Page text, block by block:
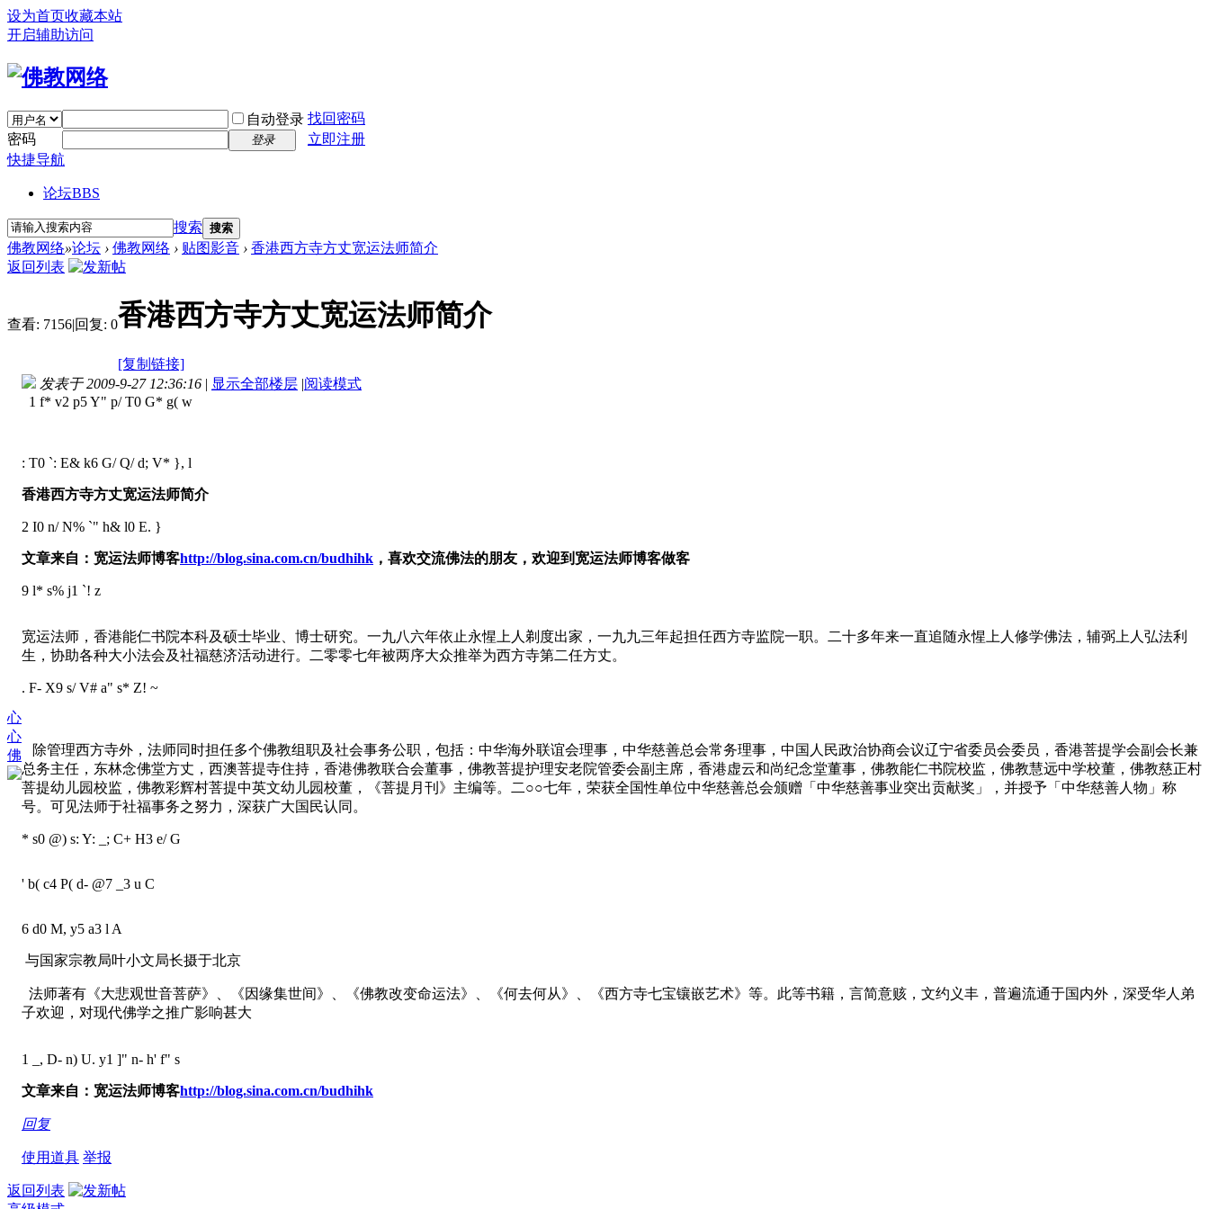
设为首页收藏本站
开启辅助访问
自动登录 找回密码
密码
登录
立即注册
快捷导航
论坛BBS
搜索 搜索
佛教网络»论坛 › 佛教网络 › 贴图影音 › 香港西方寺方丈宽运法师简介
返回列表
查看: 7156|回复: 0香港西方寺方丈宽运法师简介
[复制链接]
心
心
佛
发表于 2009-9-27 12:36:16 | 显示全部楼层 |阅读模式
1 f* v2 p5 Y" p/ T0 G* g( w
: T0 `: E& k6 G/ Q/ d; V* }, l
香港西方寺方丈宽运法师简介
2 I0 n/ N% `" h& l0 E. }
文章来自：宽运法师博客http://blog.sina.com.cn/budhihk ，喜欢交流佛法的朋友，欢迎到宽运法师博客做客
9 l* s% j1 `! z
宽运法师，香港能仁书院本科及硕士毕业、博士研究。一九八六年依止永惺上人剃度出家，一九九三年起担任西方寺监院一职。二十多年来一直追随永惺上人修学佛法，辅弼上人弘法利
生，协助各种大小法会及社福慈济活动进行。二零零七年被两序大众推举为西方寺第二任方丈。
. F- X9 s/ V# a" s* Z! ~
除管理西方寺外，法师同时担任多个佛教组职及社会事务公职，包括：中华海外联谊会理事，中华慈善总会常务理事，中国人民政治协商会议辽宁省委员会委员，香港菩提学会副会长兼
总务主任，东林念佛堂方丈，西澳菩提寺住持，香港佛教联合会董事，佛教菩提护理安老院管委会副主席，香港虚云和尚纪念堂董事，佛教能仁书院校监，佛教慧远中学校董，佛教慈正村
菩提幼儿园校监，佛教彩辉村菩提中英文幼儿园校董，《菩提月刊》主编等。二○○七年，荣获全国性单位中华慈善总会颁赠「中华慈善事业突出贡献奖」，并授予「中华慈善人物」称
号。可见法师于社福事务之努力，深获广大国民认同。
* s0 @) s: Y: _; C+ H3 e/ G
' b( c4 P( d- @7 _3 u C
6 d0 M, y5 a3 l A
与国家宗教局叶小文局长摄于北京
法师著有《大悲观世音菩萨》、《因缘集世间》、《佛教改变命运法》、《何去何从》、《西方寺七宝镶嵌艺术》等。此等书籍，言简意赅，文约义丰，普遍流通于国内外，深受华人弟
子欢迎，对现代佛学之推广影响甚大
1 _, D- n) U. y1 ]" n- h' f" s
文章来自：宽运法师博客http://blog.sina.com.cn/budhihk
回复
使用道具 举报
返回列表